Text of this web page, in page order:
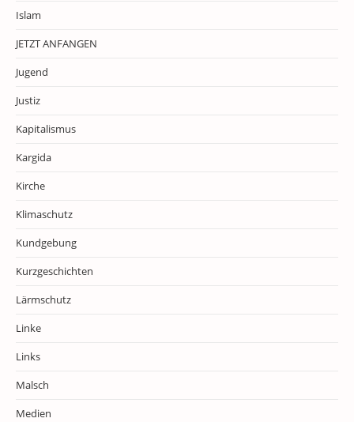
Islam
JETZT ANFANGEN
Jugend
Justiz
Kapitalismus
Kargida
Kirche
Klimaschutz
Kundgebung
Kurzgeschichten
Lärmschutz
Linke
Links
Malsch
Medien